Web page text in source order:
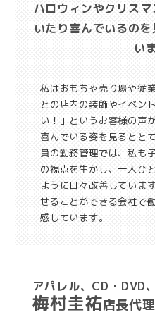
ハロウィンやクリス
いたり喜んでいるの
い
私はおもちゃ売り場や従
との店内の装飾やイベン
い！」というお客様の声
喜んでいる姿を見るとと
員の勤務管理では、私も
の視点を生かし、一人ひ
ように日々改善していま
せることができる会社で
感しています。
アパレル、CD・DVD
梅村圭祐店長代理